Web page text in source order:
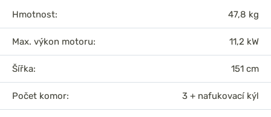
Hmotnost: 47,8 kg
Max. výkon motoru: 11,2 kW
Šířka: 151 cm
Počet komor: 3 + nafukovací kýl